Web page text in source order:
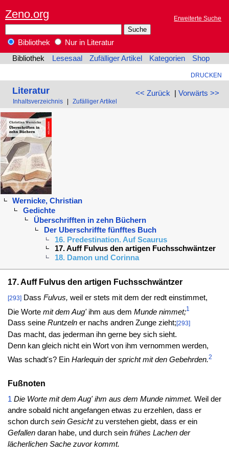
Zeno.org Erweiterte Suche
Bibliothek
Nur in Literatur
Bibliothek
Lesesaal Zufälliger Artikel Kategorien Shop
DRUCKEN
<< Zurück | Vorwärts >>
Literatur
Inhaltsverzeichnis Zufälliger Artikel
Wernicke, Christian
Gedichte
Überschrifften in zehn Büchern
Der Uberschriffte fünfftes Buch
16. Predestination. Auf Scaurus
17. Auff Fulvus den artigen Fuchsschwäntzer
18. Damon und Corinna
17. Auff Fulvus den artigen Fuchsschwäntzer
[293]Dass Fulvus, weil er stets mit dem der redt einstimmet,
Die Worte mit dem Aug'ihm aus dem Munde nimmet;1
Dass seine Runtzelner nachs andren Zunge zieht; [293]
Das macht, das jederman ihn gerne bey sich sieht.
Denn kan gleich nicht ein Wort von ihm vernommen werden,
Was schadt's? Ein Harlequinder spricht mit den Gebehrden.2
Fußnoten
1 Die Worte mit dem Aug' ihm aus dem Munde nimmet. Weil der
andre sobald nicht angefangen etwas zu erzehlen, dass er
schon durch sein Gesichtzu verstehen giebt, dass er ein
Gefallendaran habe, und durch sein frühes Lachen der
lächerlichen Sache zuvor kommt.